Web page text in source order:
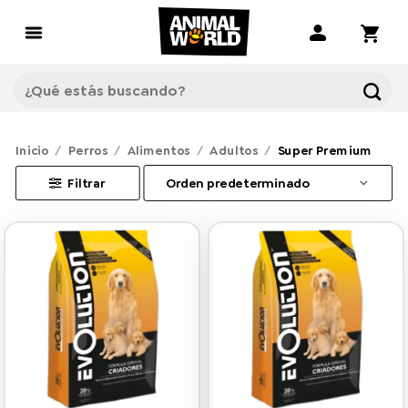
Buscar
por:
Inicio / Perros / Alimentos / Adultos / Super Premium
Filtrar